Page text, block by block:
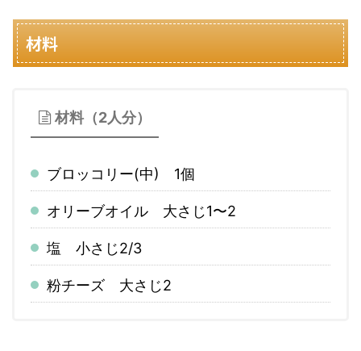
材料
材料（2人分）
ブロッコリー(中) 1個
オリーブオイル 大さじ1〜2
塩 小さじ2/3
粉チーズ 大さじ2